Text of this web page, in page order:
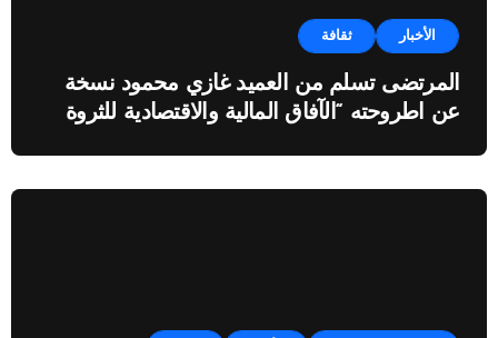
الأخبار ثقافة
المرتضى تسلم من العميد غازي محمود نسخة
عن اطروحته “الآفاق المالية والاقتصادية للثروة